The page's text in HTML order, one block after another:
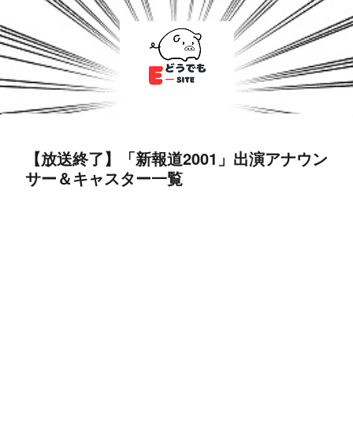
【放送終了】「新報道2001」出演アナウン
サー＆キャスター一覧